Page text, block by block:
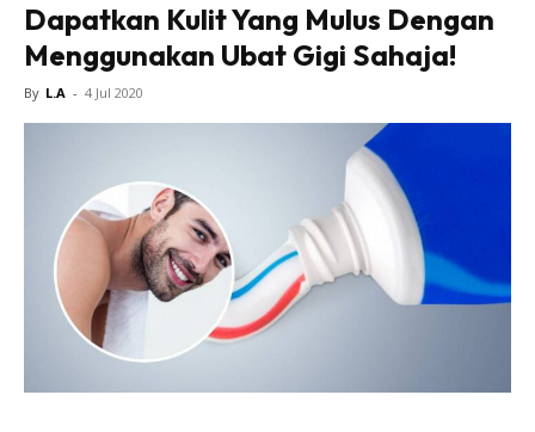
Dapatkan Kulit Yang Mulus Dengan
Menggunakan Ubat Gigi Sahaja!
By L.A - 4 Jul 2020